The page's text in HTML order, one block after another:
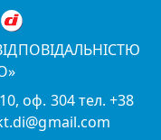
оф. 304 тел. +38